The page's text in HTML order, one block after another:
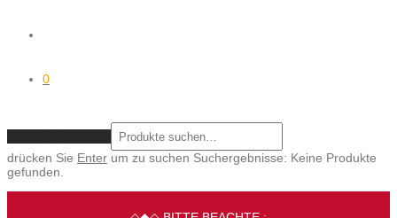
0
drücken Sie Enter um zu suchen Suchergebnisse: Keine Produkte
gefunden.